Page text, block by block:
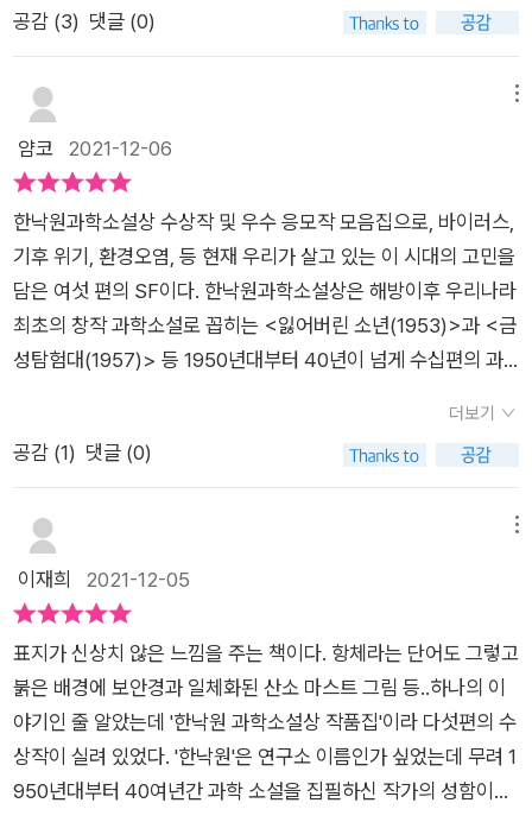
안요원들에게 잡히고 만다.그동안 그가 한 말이 모두 거짓이라는,
그는 인간이 아니라는 말들이 공중에 뒤섞이기 시작한다. 그는 A
라고 불리는 인조인간이었다.A는 너무 똑똑해서 우리의 감정을
이용하고 마음을 조종할 수 있대. 감정을 느끼지 못하는 로봇이
야. 흉내만 낼 뿐이지.35p.자유라는 기억만 심겨진 인간과 흡사
이 아닌 일부 고위층만을 위한 치료용 항체 로봇이었던 것이다. ​
이브는 그런 A에게 마음이 쓰인다. 그리고 마음이 이끄는 데로 따
른다. 아무리 로봇이라도 '자율'를 원하는 그를 외면할 수 없었던
것일까? 아니면 아픈 기억을 잘 잊지 못하는 이브의 성격때문일
까? A를 돕기 위해 다시 나선 이브는 또다시 보안 요원들의 공격
을 받고 산소마스크가 망가진 채 논(None) 바이러스에 침식당하
고 만다. ​자신들을 살릴 유일한 항체의 보유자인 인조인간 A를 공
을 차단하고, 모두를 논 바이러스에 감염시킨다. 오직 이브만을
지키며...​긴 꿈을 꾼 듯, 시간이 흐르고, 다시 눈을 뜬 이브는 수정
처럼 맑은 세상에 발을 디딘다. 그리고 전혀 늙지 않은 아름다운
그를 바라보며 이렇게 말한다.'정말 긴 꿈을 꿨어. 아담.'​풋! 엔딩
에서 웃음이 나왔다. 아담과 이브. 여주인공의 이름이 이브인데
아담을 생각하지 못했지 싶었다. 이 작품은 바로 천지창조의 시작
인 두 인간, 아담과 이브로 다시 시작하는 세상을 열면서 마무리
가 된다. 이를 두고 추천사를 쓴 사람들은 '새로운 가능성을 여는
것으로 마무리된 결말이 훌륭하다'고 평했다. 그렇지, 인간을 위
을 탄생시킨 21세기의 작가. 아무리 생각해도 너무 멋짐ㅋㅋㅋ작
가 있는 것을 발견하고 1초의 고민도 없이 내 기종에 맞는 사이즈
를 선택, 주문버튼을 눌렀다. 그런데 이게 웬일...ㅠㅠ 카메라 때
문에 하필 달이 있어야 할 곳이 뻥 뚫려 있고.. 심지어 사이즈도
잘못 주문… 달이 없으면 아무 의미도 없..ㅠㅠ 내가 하는 일이 이
렇지 뭐.. 완전 좌절ㅠㅠ ‘월하정인’이 담긴 다른 굿즈를 찾아내
고야 말겠다.🧐😿#북스타그램📚#항체의딜레마 #소향 #사계절
#신윤복 #월하정인#정신차리자🤦🏻‍♀️
방되기 위해 로봇 인간이 항체가 되어 갇혀 사는 삶<항체의 딜레
며 지구가 아닌 다른 인간들의 삶의 터전이 될 수 있는 행성을 찾
아다녀야 하는 삶<반달을 살아도>, 미래에서 온 아들의 말에 의
하면 항상 엄마는 옛날이 더 좋고, 음식도 더 맛있었다고 과거를
스모그가 맞이하는 공기 질이 좋지 않은 세상<여름이, 옵니까>
처럼 말이다.기후 온난화와 플라스틱의 범람 속에 지구의 자연과
환경을 생각하지 않을 수 없다. 이대로 간다면 우리 인간의 삶이
어떻게 될지 보여주는 책이므로 더 의미가 있다. 설령, 미래에는
기술이 지금보다 더 발달하여 2045년에서 1793년으로 시간여
행을 잠깐 다녀올 수 있다 하더라도<달 아래 세 사람>, 식물들이
하는 말을 알아듣고, 대화를 나눌 수 있다<여름이, 옵니까>고 하
그 막중한 임무를 맡겨도 걱정이 없으며, 로봇개는 너무도 완벽하
게 아이를 보호해줄 수 있다<반달을 살아도> 하더라도 우리의
지구가 시름시름 앓고 있다면, 그래서 자유로이 숨을 쉴 수 없는
상황이 온다면, 생각만으로도 끔찍하다.여러분들이 그리는 미래
의 모습은 어떠한가
공감 (3) 댓글 (0)
얌코 2021-12-06
한낙원과학소설상 수상작 및 우수 응모작 모음집으로, 바이러스,
기후 위기, 환경오염, 등 현재 우리가 살고 있는 이 시대의 고민을
담은 여섯 편의 SF이다. 한낙원과학소설상은 해방이후 우리나라
최초의 창작 과학소설로 꼽히는 <잃어버린 소년(1953)>과 <금
성탐험대(1957)> 등 1950년대부터 40년이 넘게 수십편의 과
그것을 운영하는 것에 대한 질문을 담아 한낙원 선생의 정신을 이
어가자는 취지에서 제정된 상이다. 이번 일곱 번째 수상작의 과학
상생활과 사회에 어떤 영향을 끼칠지를 생각하게 하는 작품들이
었다. 임서진 작가의 <항체의 딜레마>는 기후변화로 생겨난
‘논(None)바이러스’가 지구를 비상사태로 만들어 인구의 1/4이
써야 하고, 감염구역과 비감염구역이 철저히 나뉘어진 연구소에
서 주인공 이브는 논 항체를 만들기 위해 만들어진 안드로이드 A
를 만나게 된다. 인간을 위해 존재했던 A는 자유를 꿈꾼다. 로봇
의 권리와 윤리에 대한 디스토피아적 미래이면서 인류가 멸종한
지구에 아담(A)과 이브만이 남아 새로운 세계를 만들 것을 예고
더보기
공감 (1) 댓글 (0)
이재희 2021-12-05
표지가 신상치 않은 느낌을 주는 책이다. 항체라는 단어도 그렇고
붉은 배경에 보안경과 일체화된 산소 마스트 그림 등..하나의 이
야기인 줄 알았는데 '한낙원 과학소설상 작품집'이라 다섯편의 수
상작이 실려 있었다. '한낙원'은 연구소 이름인가 싶었는데 무려 1
950년대부터 40여년간 과학 소설을 집필하신 작가의 성함이고,